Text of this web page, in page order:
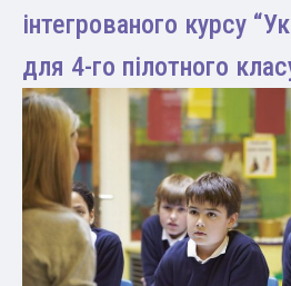
інтегрованого курсу
для 4-го пілотного